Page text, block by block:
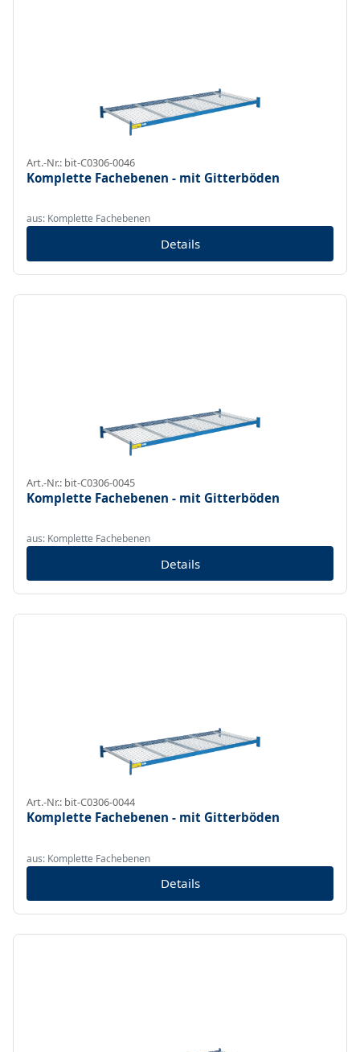
Art.-Nr.: bit-C0306-0046
Komplette Fachebenen - mit Gitterböden
aus: Komplette Fachebenen
Details
Art.-Nr.: bit-C0306-0045
Komplette Fachebenen - mit Gitterböden
aus: Komplette Fachebenen
Details
Art.-Nr.: bit-C0306-0044
Komplette Fachebenen - mit Gitterböden
aus: Komplette Fachebenen
Details